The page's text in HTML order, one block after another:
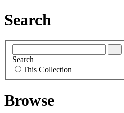
Search
Search
This Collection
Browse